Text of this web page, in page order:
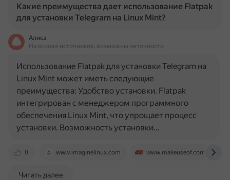
Какие преимущества дает использование Flatpak
для установки Telegram на Linux Mint?
Алиса
На основе источников, возможны неточности
0 www.imaginelinux.com www.makeuseof.com
Использование Flatpak для установки Telegram на
Linux Mint может иметь следующие
преимущества: Удобство установки. Flatpak
интегрирован с менеджером программного
обеспечения Linux Mint, что упрощает процесс
установки. Возможность установки…
Читать далее